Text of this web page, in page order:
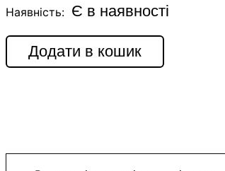
Наявність: Є в наявності
Додати в кошик